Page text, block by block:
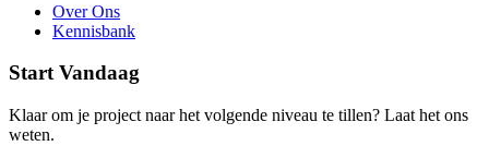
Over Ons
Kennisbank
Start Vandaag
Klaar om je project naar het volgende niveau te tillen? Laat het ons
weten.